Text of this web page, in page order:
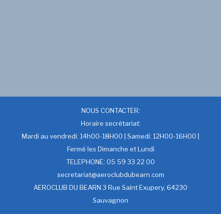
NOUS CONTACTER:
Horaire secrétariat:
Mardi au vendredi: 14h00-18H00 | Samedi: 12H00-16H00 |
Fermé les Dimanche et Lundi
TELEPHONE: 05 59 33 22 00
secretariat@aeroclubdubearn.com
AEROCLUB DU BEARN 3 Rue Saint Exupery, 64230
Sauvagnon